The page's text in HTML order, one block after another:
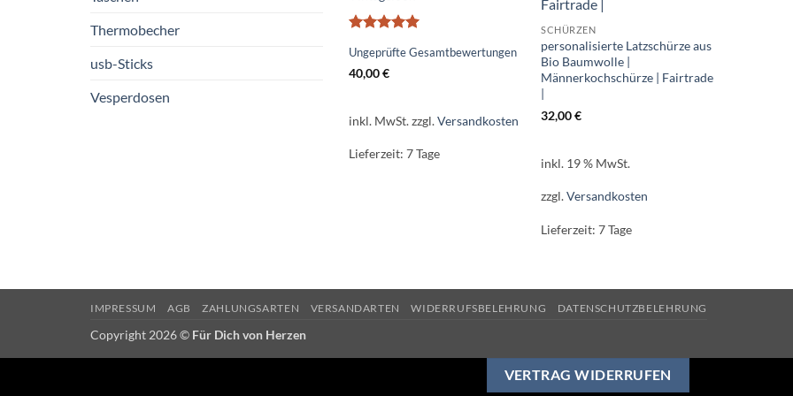
Thermobecher
usb-Sticks
Vesperdosen
mit5von
5
Ungeprüfte Gesamtbewertungen
40,00€
inkl. MwSt.zzgl.Versandkosten
Lieferzeit:7 Tage
SCHÜRZEN
personalisierte Latzschürze aus
Bio Baumwolle |
Männerkochschürze | Fairtrade
|
32,00€
inkl. 19 % MwSt.
zzgl.Versandkosten
Lieferzeit:7 Tage
IMPRESSUM AGB ZAHLUNGSARTEN VERSANDARTEN WIDERRUFSBELEHRUNG DATENSCHUTZBELEHRUNG
Copyright 2026 © Für Dich von Herzen
VERTRAG WIDERRUFEN